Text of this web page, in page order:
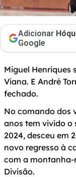
Adicionar
Google
Miguel Henriques
Viana. E André
fechado.
No comando dos
anos tem vivido o
2024, desceu em
novo regresso à
com a
Divisão.